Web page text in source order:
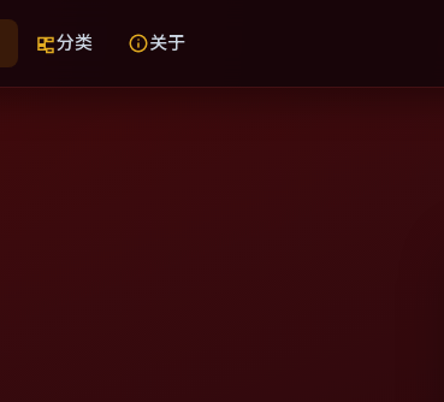
分类 关于